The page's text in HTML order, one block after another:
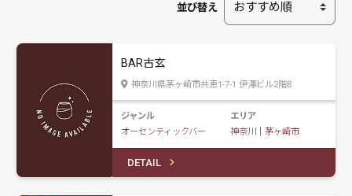
並び替え
BAR古玄
神奈川県茅ヶ崎市共恵1-7-1 伊澤ビル2階B
ジャンル
オーセンティックバー
エリア
神奈川
茅ヶ崎市
DETAIL